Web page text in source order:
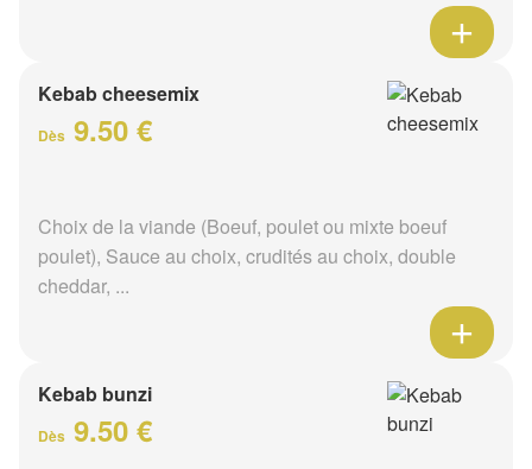
Kebab cheesemix
Dès 9.50 €
Choix de la viande (Boeuf, poulet ou mixte boeuf
poulet), Sauce au choix, crudités au choix, double
cheddar, ...
Kebab bunzi
Dès 9.50 €